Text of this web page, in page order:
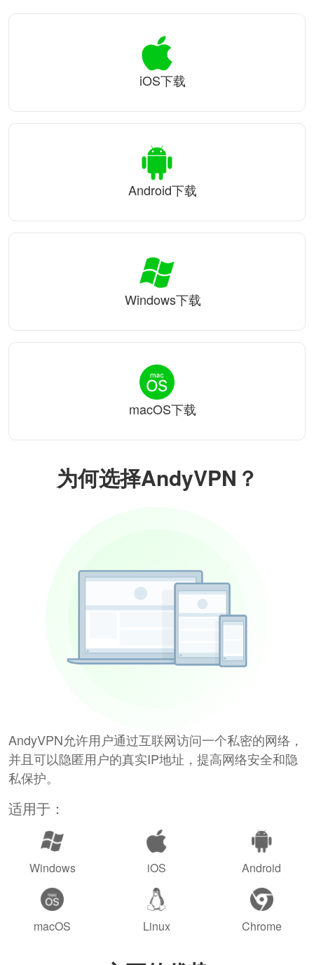
为何选择AndyVPN？
AndyVPN允许用户通过互联网访问一个私密的网络，
并且可以隐匿用户的真实IP地址，提高网络安全和隐
私保护。
适用于：
Windows iOS Android
macOS Linux Chrome
iOS下载
Android下载
Windows下载
macOS下载